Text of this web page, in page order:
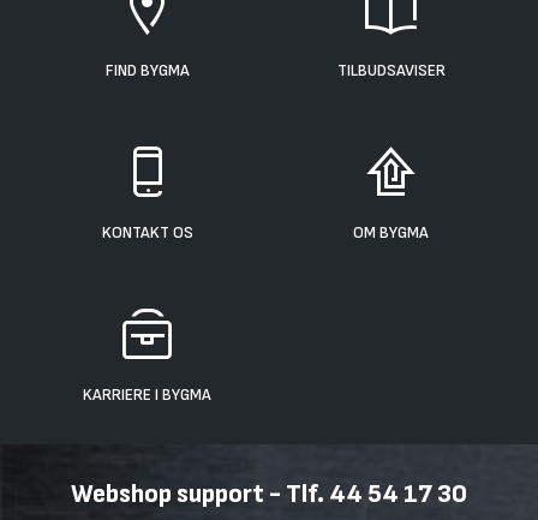
FIND BYGMA TILBUDSAVISER
KONTAKT OS OM BYGMA
KARRIERE I BYGMA
Webshop support - Tlf. 44 54 17 30